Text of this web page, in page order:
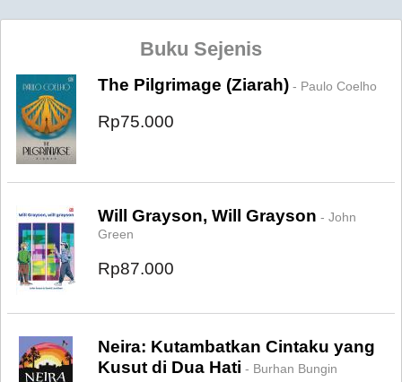
Buku Sejenis
The Pilgrimage (Ziarah) - Paulo Coelho
Rp75.000
Will Grayson, Will Grayson - John
Green
Rp87.000
Neira: Kutambatkan Cintaku yang
Kusut di Dua Hati - Burhan Bungin